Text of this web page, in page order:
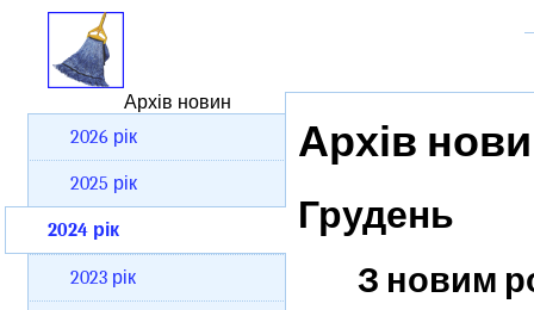
Архів новин
2026 рік
2025 рік
2024 рік
2023 рік
Архів
Грудень
З новим